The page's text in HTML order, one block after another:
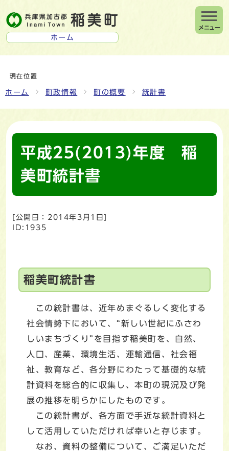
ホーム
メニュー
現在位置
ホーム 町政情報 町の概要 統計書
平成25(2013)年度 稲
美町統計書
[公開日： 2014年3月1日]
ID:1935
稲美町統計書
この統計書は、近年めまぐるしく変化する
社会情勢下において、“新しい世紀にふさわ
しいまちづくり”を目指す稲美町を、自然、
人口、産業、環境生活、運輸通信、社会福
祉、教育など、各分野にわたって基礎的な統
計資料を総合的に収集し、本町の現況及び発
展の推移を明らかにしたものです。
この統計書が、各方面で手近な統計資料と
して活用していただければ幸いと存じます。
なお、資料の整備について、ご満足いただ